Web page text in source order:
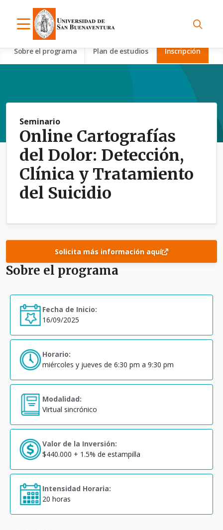
Sobre el programa Plan de estudios Inscripción
Seminario
Online Cartografías
del Dolor: Detección,
Clínica y Tratamiento
del Suicidio
Solicita más información aquí
Sobre el programa
Fecha de Inicio:
16/09/2025
Horario:
miércoles y jueves de 6:30 pm a 9:30 pm
Modalidad:
Virtual sincrónico
Valor de la Inversión:
$440.000 + 1.5% de estampilla
Intensidad Horaria:
20 horas